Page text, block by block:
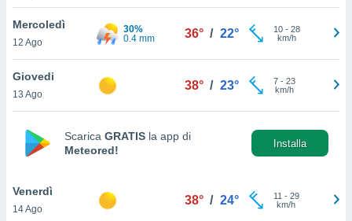
il
un
la
nella
Mercoledì
12 Ago
30%
0.4 mm
36° / 22° 10- 28
km/h
Giovedi
13 Ago
38° / 23° 7- 23
km/h
Scarica GRATIS la app di
Meteored!
Installa
Venerdì
14 Ago
38° / 24° 11 - 29
km/h